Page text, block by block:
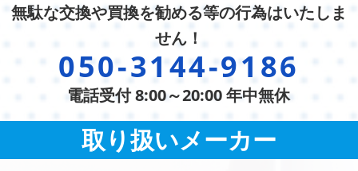
無駄な交換や買換を勧める等の行為はいたしま
せん！
050-3144-9186
電話受付 8:00～20:00 年中無休
取り扱いメーカー